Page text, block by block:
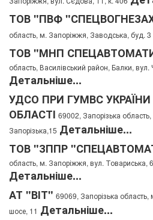
ТОВ "ПВФ
область, м. Запоріжжя, Заводська, буд. 3
ТОВ "МНП
область, Василівський район, Балки, вул.
Детальніше...
УДСО ПРИ ГУМВС УКРАЇНИ
ОБЛАСТІ 69002, Запорізька
Запорізька,15 Детальніше...
ТОВ "ЗППР
область, м. Запоріжжя, вул. Товариська,
Детальніше...
АТ "ВІТ" 69069, Запорізька
шосе, 11 Детальніше...